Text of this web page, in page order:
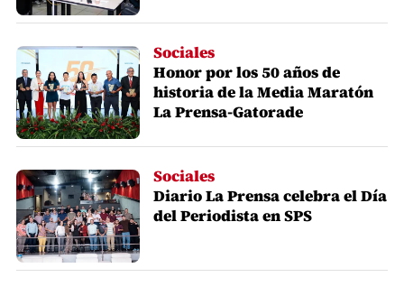
Sociales
Honor por los 50 años de
historia de la Media Maratón
La Prensa-Gatorade
Sociales
Diario La Prensa celebra el Día
del Periodista en SPS